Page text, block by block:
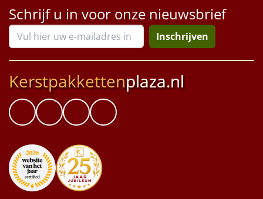
Schrijf u in voor onze nieuwsbrief
Inschrijven
Kerstpakkettenplaza.nl